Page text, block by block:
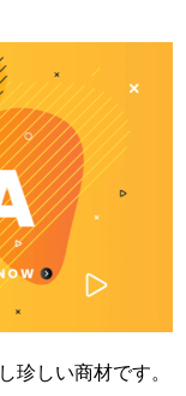
珍しい商材です。